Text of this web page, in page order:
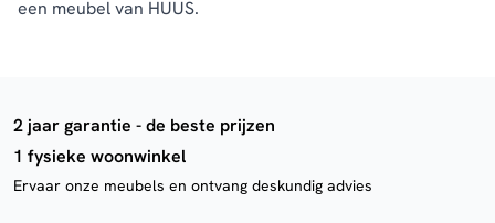
een meubel van HUUS.
2 jaar garantie - de beste prijzen
1 fysieke woonwinkel
Ervaar onze meubels en ontvang deskundig advies